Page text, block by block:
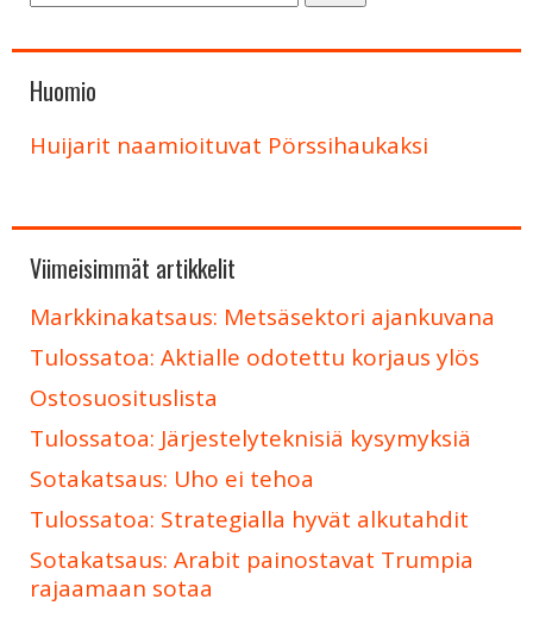
Huomio
Huijarit naamioituvat Pörssihaukaksi
Viimeisimmät artikkelit
Markkinakatsaus: Metsäsektori ajankuvana
Tulossatoa: Aktialle odotettu korjaus ylös
Ostosuosituslista
Tulossatoa: Järjestelyteknisiä kysymyksiä
Sotakatsaus: Uho ei tehoa
Tulossatoa: Strategialla hyvät alkutahdit
Sotakatsaus: Arabit painostavat Trumpia
rajaamaan sotaa